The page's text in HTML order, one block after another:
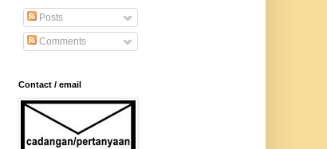
Posts
Comments
Contact / email